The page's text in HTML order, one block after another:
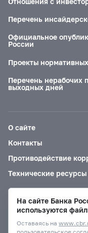
Перечень
Официальное
России
Проекты
Перечень нерабочих
выходных дней
О сайте
Контакты
Противодействие
Технические ресурсы
Версия для
На сайте Банка
используются
Оставаясь на